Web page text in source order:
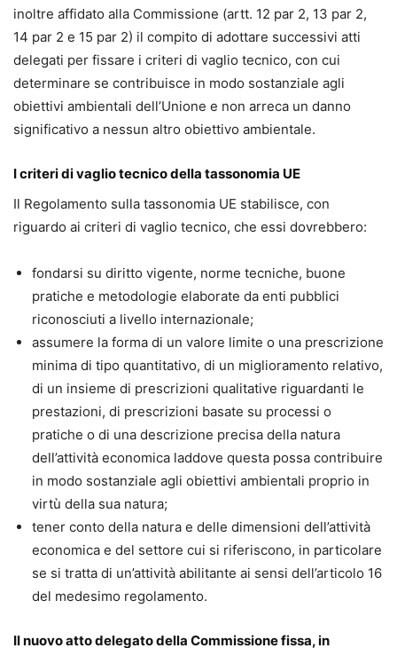
inoltre affidato alla Commissione (artt. 12 par 2, 13 par 2,
14 par 2 e 15 par 2) il compito di adottare successivi atti
delegati per fissare i criteri di vaglio tecnico, con cui
determinare se contribuisce in modo sostanziale agli
obiettivi ambientali dell’Unione e non arreca un danno
significativo a nessun altro obiettivo ambientale.
I criteri di vaglio tecnico della tassonomia UE
Il Regolamento sulla tassonomia UE stabilisce, con
riguardo ai criteri di vaglio tecnico, che essi dovrebbero:
fondarsi su diritto vigente, norme tecniche, buone
pratiche e metodologie elaborate da enti pubblici
riconosciuti a livello internazionale;
assumere la forma di un valore limite o una prescrizione
minima di tipo quantitativo, di un miglioramento relativo,
di un insieme di prescrizioni qualitative riguardanti le
prestazioni, di prescrizioni basate su processi o
pratiche o di una descrizione precisa della natura
dell’attività economica laddove questa possa contribuire
in modo sostanziale agli obiettivi ambientali proprio in
virtù della sua natura;
tener conto della natura e delle dimensioni dell’attività
economica e del settore cui si riferiscono, in particolare
se si tratta di un’attività abilitante ai sensi dell’articolo 16
del medesimo regolamento.
Il nuovo atto delegato della Commissione fissa, in